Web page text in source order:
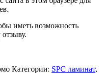
иметь возможность
Категории: SPC ламинат,